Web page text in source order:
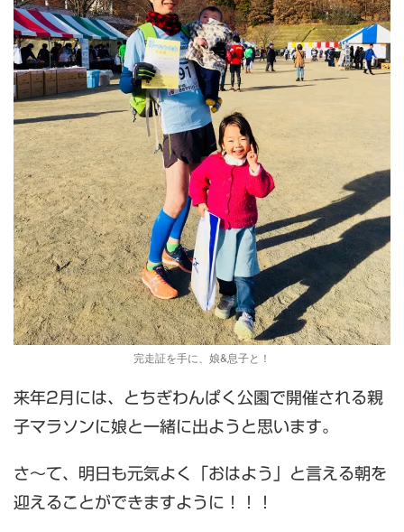
完走証を手に、娘&息子と！
来年2月には、とちぎわんぱく公園で開催される親
子マラソンに娘と一緒に出ようと思います。
さ～て、明日も元気よく「おはよう」と言える朝を
迎えることができますように！！！